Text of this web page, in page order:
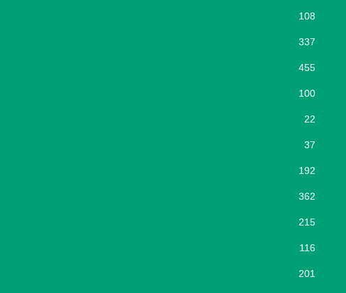
108
337
455
100
22
37
192
362
215
116
201